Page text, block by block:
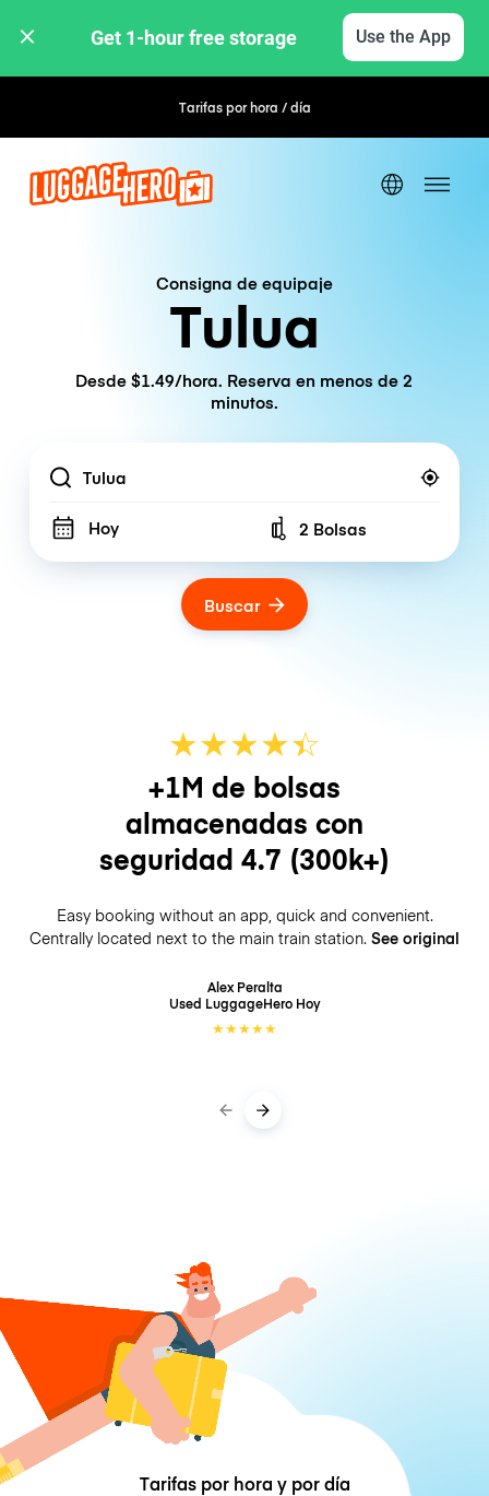
Get 1-hour free storage Use the App
Tarifas por hora / día
Consigna de equipaje
Tulua
Desde $1.49/hora. Reserva en menos de 2
minutos.
Location
Hoy Number of bags
2 Bolsas
Buscar
★★★★☆
★
+1M de bolsas
almacenadas con
seguridad 4.7 (300k+)
Easy booking without an app, quick and convenient.
Centrally located next to the main train station. See original
Alex Peralta
Used LuggageHero Hoy
★★★★★
Tarifas por hora y por día